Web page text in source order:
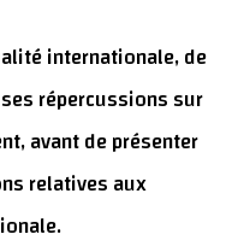
internationale, de
répercussions sur
avant de présenter
relatives aux